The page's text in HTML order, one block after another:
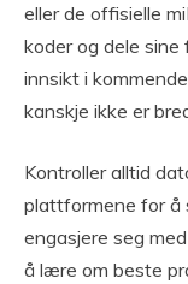
eller de offisielle
koder og dele sine
innsikt i
kanskje ikke er
Kontroller alltid
plattformene for å
engasjere seg
å lære om beste